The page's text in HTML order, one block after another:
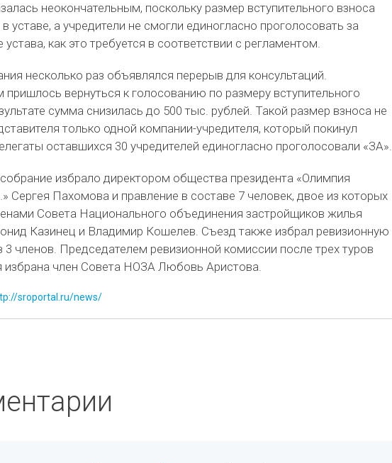
неокончательным, поскольку размер вступительного взноса
уставе, а учредители не смогли единогласно проголосовать за
как это требуется в соответствии с регламентом.
несколько раз объявлялся перерыв для консультаций.
пришлось вернуться к голосованию по размеру вступительного
сумма снизилась до 500 тыс. рублей. Такой размер взноса не
только одной компании-учредителя, который покинул
оставшихся 30 учредителей единогласно проголосовали «ЗА».
избрало директором общества президента «Олимпия
Сергея Пахомова и правление в составе 7 человек, двое из которых
Совета Национального объединения застройщиков жилья
Казинец и Владимир Кошелев. Съезд также избрал ревизионную
членов. Председателем ревизионной комиссии после трех туров
избрана член Совета НОЗА Любовь Аристова.
sroportal.ru/news/